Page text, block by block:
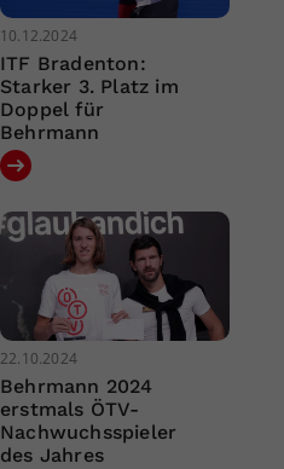
10.12.2024
ITF Bradenton:
Starker 3. Platz im
Doppel für
Behrmann
22.10.2024
Behrmann 2024
erstmals ÖTV-
Nachwuchsspieler
des Jahres